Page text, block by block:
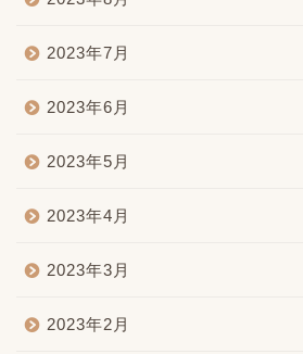
2023年7月
2023年6月
2023年5月
2023年4月
2023年3月
2023年2月